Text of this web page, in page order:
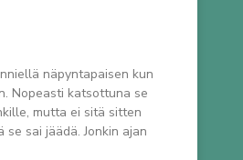
näpyntapaisen kun
Nopeasti katsottuna se
mutta ei sitä sitten
se sai jäädä. Jonkin ajan